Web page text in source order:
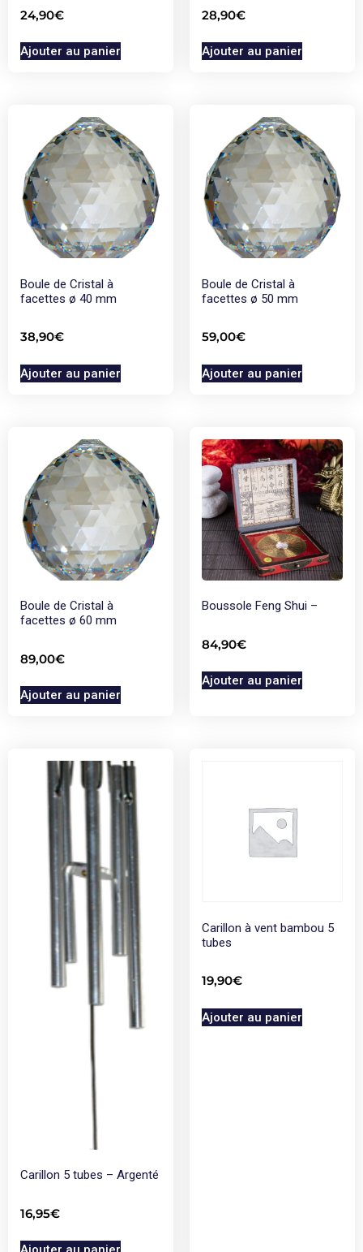
24,90€
Ajouter au panier
28,90€
Ajouter au panier
Boule de Cristal à
facettes ø 40 mm
38,90€
Ajouter au panier
Boule de Cristal à
facettes ø 50 mm
59,00€
Ajouter au panier
Boule de Cristal à
facettes ø 60 mm
89,00€
Ajouter au panier
Boussole Feng Shui –
84,90€
Ajouter au panier
Carillon 5 tubes – Argenté
16,95€
Carillon à vent bambou 5
tubes
19,90€
Ajouter au panier